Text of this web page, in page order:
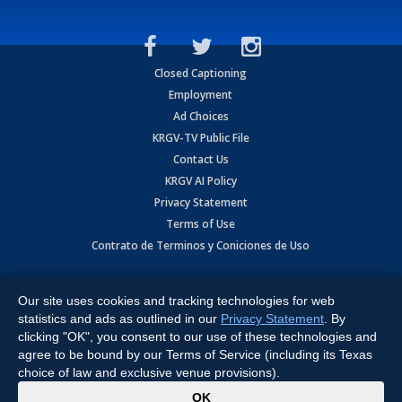
Closed Captioning
Employment
Ad Choices
KRGV-TV Public File
Contact Us
KRGV AI Policy
Privacy Statement
Terms of Use
Contrato de Terminos y Coniciones de Uso
Expressway, Weslaco, TX 78596.
All Rights Reserved. Powered by:Ruby Shore Software
Our site uses cookies and tracking technologies for web
statistics and ads as outlined in our Privacy Statement . By
clicking "OK", you consent to our use of these technologies and
agree to be bound by our Terms of Service (including its Texas
choice of law and exclusive venue provisions).
OK